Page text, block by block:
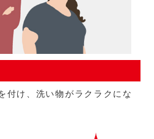
付け、洗い物がラクラクにな